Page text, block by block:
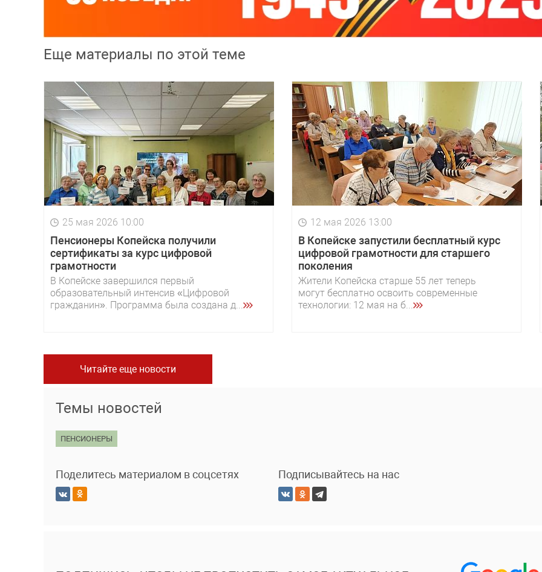
Еще материалы по этой теме
25 мая 2026 10:00
Пенсионеры Копейска получили
сертификаты за курс цифровой
грамотности
В Копейске завершился первый
образовательный интенсив «Цифровой
гражданин». Программа была создана д...
12 мая 2026 13:00
В Копейске запустили бесплатный курс
цифровой грамотности для старшего
поколения
Жители Копейска старше 55 лет теперь
могут бесплатно освоить современные
технологии: 12 мая на б...
Читайте еще новости
Темы новостей
ПЕНСИОНЕРЫ
Поделитесь материалом в соцсетях Подписывайтесь на нас